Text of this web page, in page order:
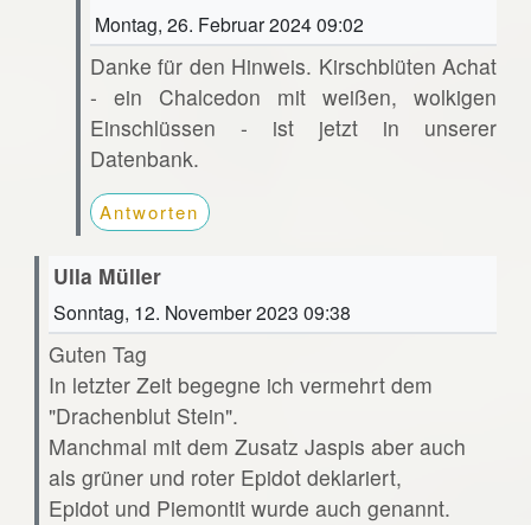
Montag, 26. Februar 2024 09:02
Danke für den Hinweis. Kirschblüten Achat
- ein Chalcedon mit weißen, wolkigen
Einschlüssen - ist jetzt in unserer
Datenbank.
Antworten
Ulla Müller
Sonntag, 12. November 2023 09:38
Guten Tag
In letzter Zeit begegne ich vermehrt dem
"Drachenblut Stein".
Manchmal mit dem Zusatz Jaspis aber auch
als grüner und roter Epidot deklariert,
Epidot und Piemontit wurde auch genannt.